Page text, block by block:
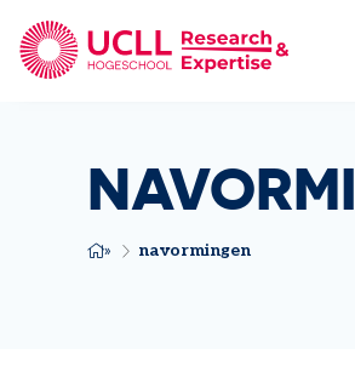
KRUIMELPAD
navormingen